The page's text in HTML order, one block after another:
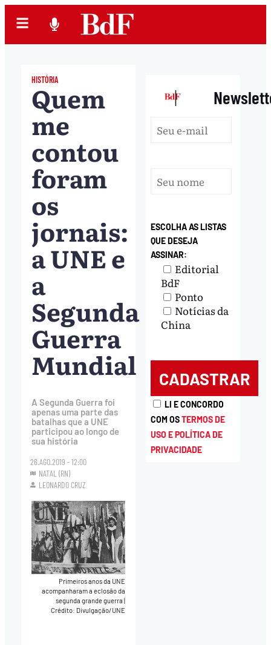
HISTÓRIA
Quem
me
contou
foram
os
jornais:
a UNE e
a
Segunda
Guerra
Mundial
A Segunda Guerra foi
apenas uma parte das
batalhas que a UNE
participou ao longo de
sua história
26.AGO.2019 - 12:00
NATAL (RN)
LEONARDO CRUZ
Primeiros anos da UNE
acompanharam a eclosão da
segunda grande guerra
Crédito: Divulgação/UNE
|
ESCOLHA AS LISTAS
QUE DESEJA
ASSINAR:
Editorial
BdF
Ponto
Notícias da
China
LI E CONCORDO
COM OSTERMOS DE
USO E POLÍTICA DE
PRIVACIDADE